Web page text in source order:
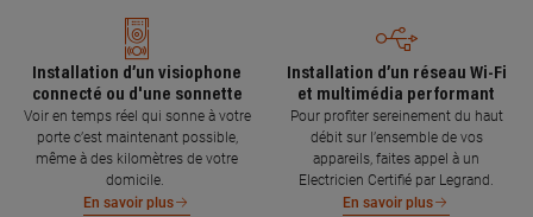
Installation d’un visiophone
connecté ou d'une sonnette
Voir en temps réel qui sonne à votre
porte c’est maintenant possible,
même à des kilomètres de votre
domicile.
En savoir plus
Installation d’un réseau Wi-Fi
et multimédia performant
Pour profiter sereinement du haut
débit sur l’ensemble de vos
appareils, faites appel à un
Electricien Certifié par Legrand.
En savoir plus